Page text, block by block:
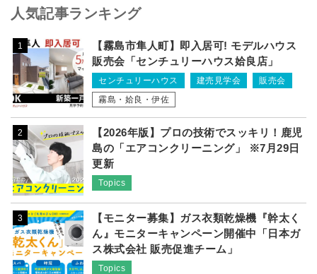
人気記事ランキング
1
【霧島市隼人町】即入居可! モデルハウス
販売会「センチュリーハウス姶良店」
センチュリーハウス 建売見学会
販売会
霧島・姶良・伊佐
2
【2026年版】プロの技術でスッキリ！鹿児
島の「エアコンクリーニング」 ※7月29日
更新
Topics
3
【モニター募集】ガス衣類乾燥機『幹太く
ん』モニターキャンペーン開催中「日本ガ
ス株式会社 販売促進チーム」
Topics